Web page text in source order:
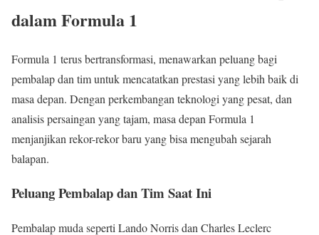
dalam Formula 1
Formula 1 terus bertransformasi, menawarkan peluang bagi
pembalap dan tim untuk mencatatkan prestasi yang lebih baik di
masa depan. Dengan perkembangan teknologi yang pesat, dan
analisis persaingan yang tajam, masa depan Formula 1
menjanjikan rekor-rekor baru yang bisa mengubah sejarah
balapan.
Peluang Pembalap dan Tim Saat Ini
Pembalap muda seperti Lando Norris dan Charles Leclerc